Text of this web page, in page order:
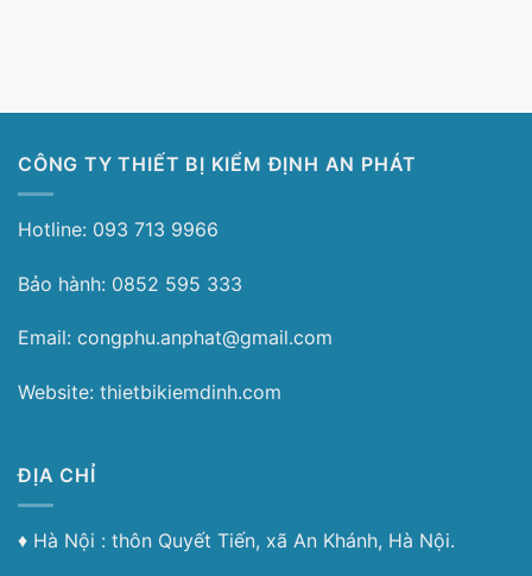
CÔNG TY THIẾT BỊ KIỂM ĐỊNH AN PHÁT
Hotline: 093 713 9966
Bảo hành: 0852 595 333
Email: congphu.anphat@gmail.com
Website: thietbikiemdinh.com
ĐỊA CHỈ
♦︎ Hà Nội : thôn Quyết Tiến, xã An Khánh, Hà Nội.